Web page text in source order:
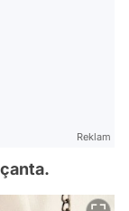
Reklam